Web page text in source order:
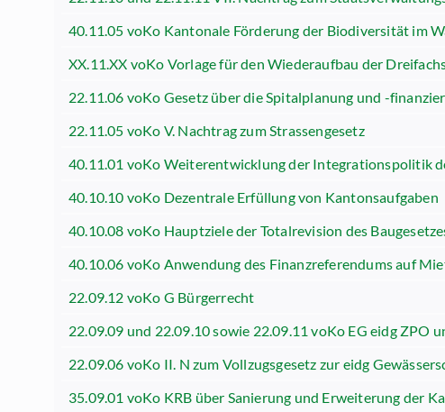
40.11.05 voKo Kantonale Förderung der Biodiversität im
XX.11.XX voKo Vorlage für den Wiederaufbau der
22.11.06 voKo Gesetz über die Spitalplanung und -
22.11.05 voKo V. Nachtrag zum Strassengesetz
40.11.01 voKo Weiterentwicklung der Integrationspolitik
40.10.10 voKo Dezentrale Erfüllung von Kantonsaufgaben
40.10.08 voKo Hauptziele der Totalrevision des
40.10.06 voKo Anwendung des Finanzreferendums auf
22.09.12 voKo G Bürgerrecht
22.09.09 und 22.09.10 sowie 22.09.11 voKo EG eidg ZPO
22.09.06 voKo II. N zum Vollzugsgesetz zur eidg
35.09.01 voKo KRB über Sanierung und Erweiterung der